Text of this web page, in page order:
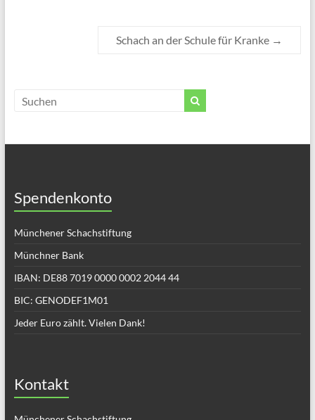
Schach an der Schule für Kranke →
Spendenkonto
Münchener Schachstiftung
Münchner Bank
IBAN: DE88 7019 0000 0002 2044 44
BIC: GENODEF1M01
Jeder Euro zählt. Vielen Dank!
Kontakt